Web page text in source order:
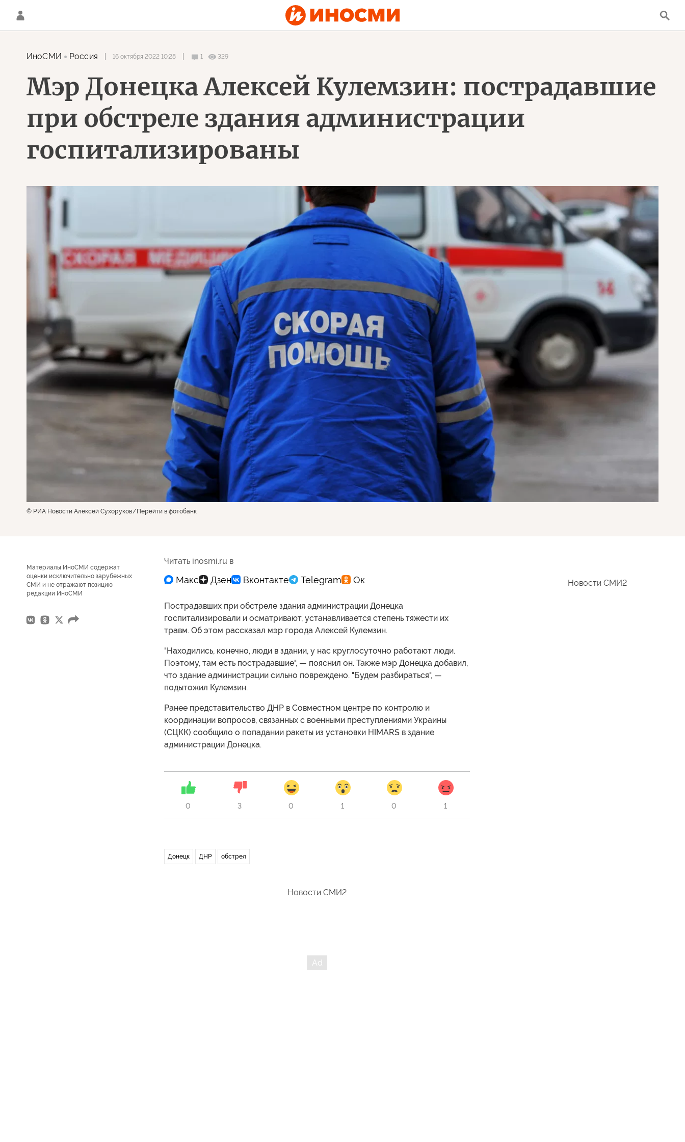
ИноСМИ Россия 16 октября 2022 10:28 1 329
Мэр Донецка Алексей Кулемзин: пострадавшие
при обстреле здания администрации
госпитализированы
© РИА Новости Алексей Сухоруков Перейти в фотобанк
Материалы ИноСМИ содержат
оценки исключительно зарубежных
СМИ и не отражают позицию
редакции ИноСМИ
Читать inosmi.ru в
Пострадавших при обстреле здания администрации Донецка
госпитализировали и осматривают, устанавливается степень тяжести их
травм. Об этом рассказал мэр города Алексей Кулемзин.
"Находились, конечно, люди в здании, у нас круглосуточно работают люди.
Поэтому, там есть пострадавшие", — пояснил он. Также мэр Донецка добавил,
что здание администрации сильно повреждено. "Будем разбираться", —
подытожил Кулемзин.
Ранее представительство ДНР в Совместном центре по контролю и
координации вопросов, связанных с военными преступлениями Украины
(СЦКК) сообщило о попадании ракеты из установки HIMARS в здание
администрации Донецка.
0 3 0 1 0 1
Донецк ДНР обстрел
Новости СМИ2
Новости СМИ2